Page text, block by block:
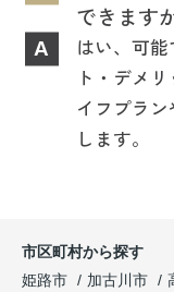
できます
A
はい、可
ト・デメ
イフプラ
します。
市区町村から探す
姫路市
加古川市